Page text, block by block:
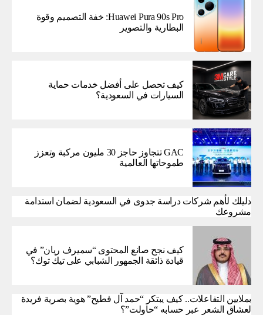
Huawei Pura 90s Pro: خفة التصميم وقوة
البطارية والتصوير
كيف تحصل على أفضل خدمات حماية
السيارات في السعودية؟
GAC تتجاوز حاجز 30 مليون مركبة وتعزز
طموحاتها العالمية
دليلك لأهم شركات دراسة جدوى في السعودية لضمان استدامة
مشروعك
كيف نجح صانع المحتوى “سميرف ريان” في
قيادة ذائقة الجمهور الشبابي على تيك توك؟
بملايين التفاعلات.. كيف يبتكر “حمد آل فطيح” هوية بصرية فريدة
لعشاق الشعر عبر حسابه “حاولت”؟